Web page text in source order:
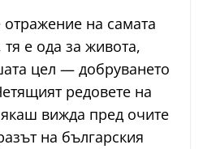
на самата
е ода за живота,
цел — добруването
редовете на
вижда пред очите
на българския